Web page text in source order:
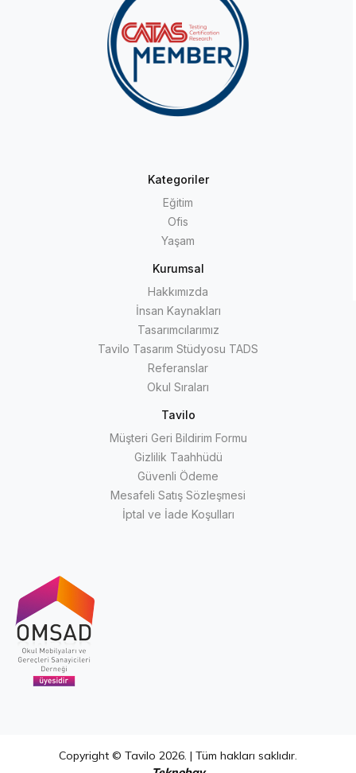
Kategoriler
Eğitim
Ofis
Yaşam
Kurumsal
Hakkımızda
İnsan Kaynakları
Tasarımcılarımız
Tavilo Tasarım Stüdyosu TADS
Referanslar
Okul Sıraları
Tavilo
Müşteri Geri Bildirim Formu
Gizlilik Taahhüdü
Güvenli Ödeme
Mesafeli Satış Sözleşmesi
İptal ve İade Koşulları
Copyright © Tavilo 2026. | Tüm hakları saklıdır.